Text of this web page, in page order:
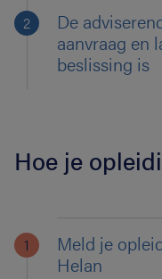
De
aanvraag en
beslissing is
Hoe je
Meld je
Helan